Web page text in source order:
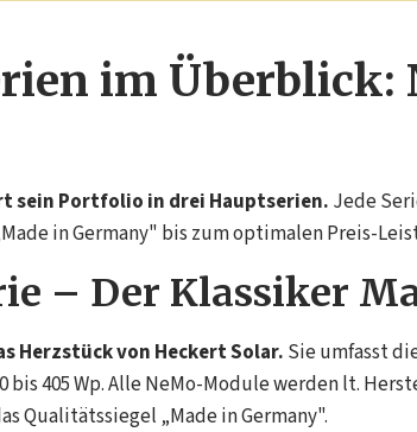
im Überblick:
sein Portfolio in drei Hauptserien. Jede
in Germany" bis zum optimalen Preis-
– Der Klassiker
Herzstück von Heckert Solar. Sie umfasst
bis 405 Wp. Alle NeMo-Module werden lt.
Qualitätssiegel „Made in Germany".